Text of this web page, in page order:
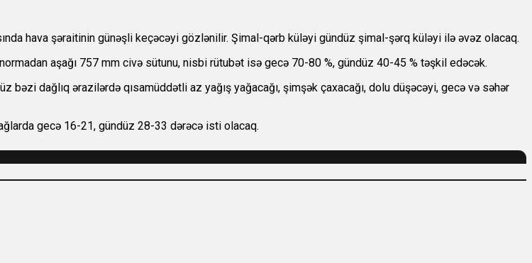
hava şəraitinin günəşli keçəcəyi gözlənilir. Şimal-qərb küləyi gündüz şimal-şərq küləyi ilə əvəz olacaq.
aşağı 757 mm civə sütunu, nisbi rütubət isə gecə 70-80 %, gündüz 40-45 % təşkil edəcək.
bəzi dağlıq ərazilərdə qısamüddətli az yağış yağacağı, şimşək çaxacağı, dolu düşəcəyi, gecə və səhər
gecə 16-21, gündüz 28-33 dərəcə isti olacaq.